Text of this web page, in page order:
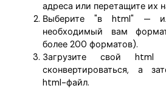
адреса или перетащите их
Выберите "в html" —
необходимый вам
более 200 форматов).
Загрузите свой
сконвертироваться, а
html-файл.